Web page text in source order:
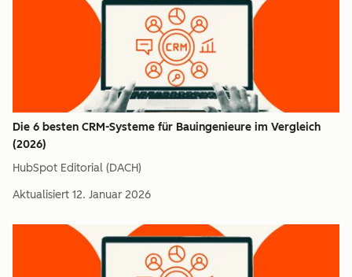
Die 6 besten CRM-Systeme für Bauingenieure im Vergleich
(2026)
HubSpot Editorial (DACH)
Aktualisiert 12. Januar 2026